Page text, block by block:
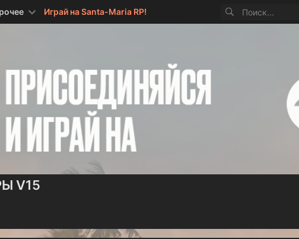
Играй на Santa-Maria RP!
V15